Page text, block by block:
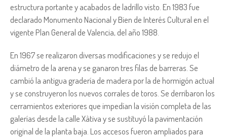
estructura portante y acabados de ladrillo visto. En 1983 fue
declarado Monumento Nacional y Bien de Interés Cultural en el
vigente Plan General de Valencia, del año 1988.
En 1967 se realizaron diversas modificaciones y se redujo el
diámetro de la arena y se ganaron tres filas de barreras. Se
cambió la antigua gradería de madera por la de hormigón actual
y se construyeron los nuevos corrales de toros. Se derribaron los
cerramientos exteriores que impedían la visión completa de las
galerías desde la calle Xàtiva y se sustituyó la pavimentación
original de la planta baja. Los accesos fueron ampliados para